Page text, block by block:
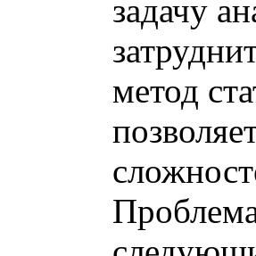
задачу
метод